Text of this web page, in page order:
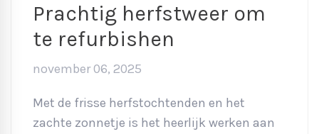
Prachtig herfstweer om
te refurbishen
november 06, 2025
Met de frisse herfstochtenden en het
zachte zonnetje is het heerlijk werken aan